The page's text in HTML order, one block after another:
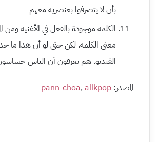
بأن لا يتصرفوا بعنصرية معهم
الكلمة موجودة بالفعل في الأغنية
معنى الكلمة. لكن حتى لو أن هذا ما
الفيديو. هم يعرفون أن الناس
المصدر: pann-choa, allkpop